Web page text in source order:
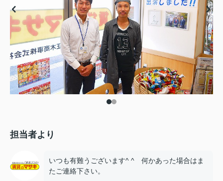
担当者より
いつも有難うございます^ ^ 何かあった場合はま
たご連絡下さい。